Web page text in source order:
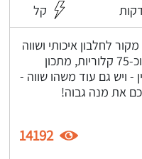
קל
לחלבון איכותי ושווה
במיוחד! כל קציצה כ-9 גרם חלבון וכ-75 קלוריות, מתכון
- ויש גם עוד משהו שווה -
את מנה גבוה!
14192